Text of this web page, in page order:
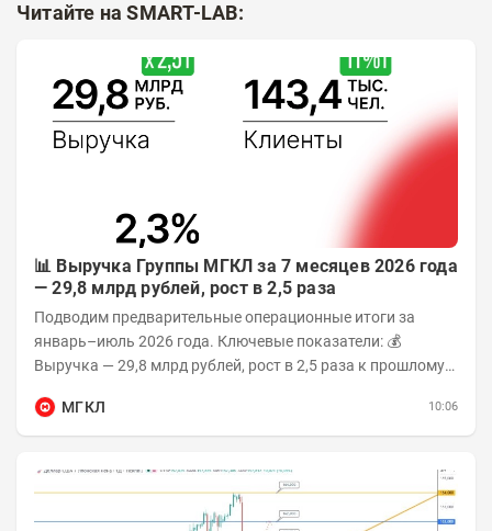
Читайте на SMART-LAB:
📊 Выручка Группы МГКЛ за 7 месяцев 2026 года
— 29,8 млрд рублей, рост в 2,5 раза
Подводим предварительные операционные итоги за
январь–июль 2026 года. Ключевые показатели: 💰
Выручка — 29,8 млрд рублей, рост в 2,5 раза к прошлому
МГКЛ
10:06